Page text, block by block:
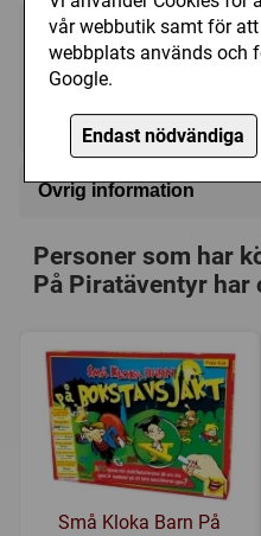
vår webbutik samt för
webbplats används och
Google.
Endast nödvändiga
239 kr
Ej tillgänglig
Övrig information
Kategori: Frågor,Pirater
Användbart
Försälj. rank:14798/18137
Personer som har
På Piratäventyr har
Små Kloka Barn På